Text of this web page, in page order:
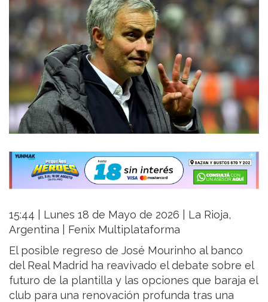
15:44 | Lunes 18 de Mayo de 2026 | La Rioja,
Argentina | Fenix Multiplataforma
El posible regreso de José Mourinho al banco
del Real Madrid ha reavivado el debate sobre el
futuro de la plantilla y las opciones que baraja el
club para una renovación profunda tras una